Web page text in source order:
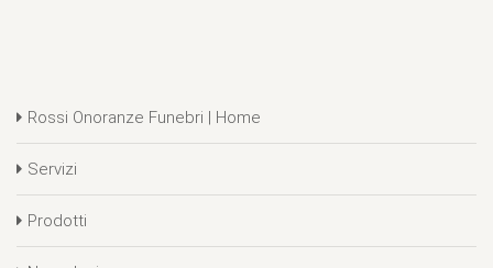
Rossi Onoranze Funebri | Home
Servizi
Prodotti